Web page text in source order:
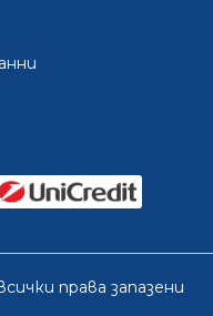
права запазени